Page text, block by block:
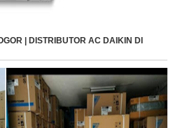
| DISTRIBUTOR AC DAIKIN DI